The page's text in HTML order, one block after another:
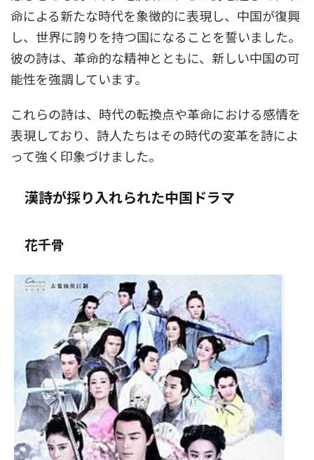
命による新たな時代を象徴的に表現し、中国が復興
し、世界に誇りを持つ国になることを誓いました。
彼の詩は、革命的な精神とともに、新しい中国の可
能性を強調しています。
これらの詩は、時代の転換点や革命における感情を
表現しており、詩人たちはその時代の変革を詩によ
って強く印象づけました。
漢詩が採り入れられた中国ドラマ
花千骨